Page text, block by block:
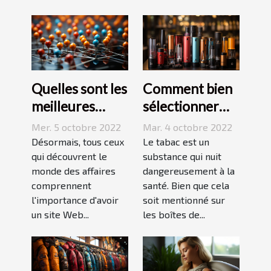
Quelles sont les
meilleures
stratégies de
netlinking ?
Mer. 5 octobre 2022
Désormais, tous ceux
qui découvrent le
monde des affaires
comprennent
l'importance d'avoir
un site Web...
Comment bien
sélectionner
une cigarette
électronique ?
Mar. 4 octobre 2022
Le tabac est un
substance qui nuit
dangereusement à la
santé. Bien que cela
soit mentionné sur
les boîtes de...